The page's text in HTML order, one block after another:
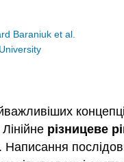
Baraniuk et al.
різницеве
Написання